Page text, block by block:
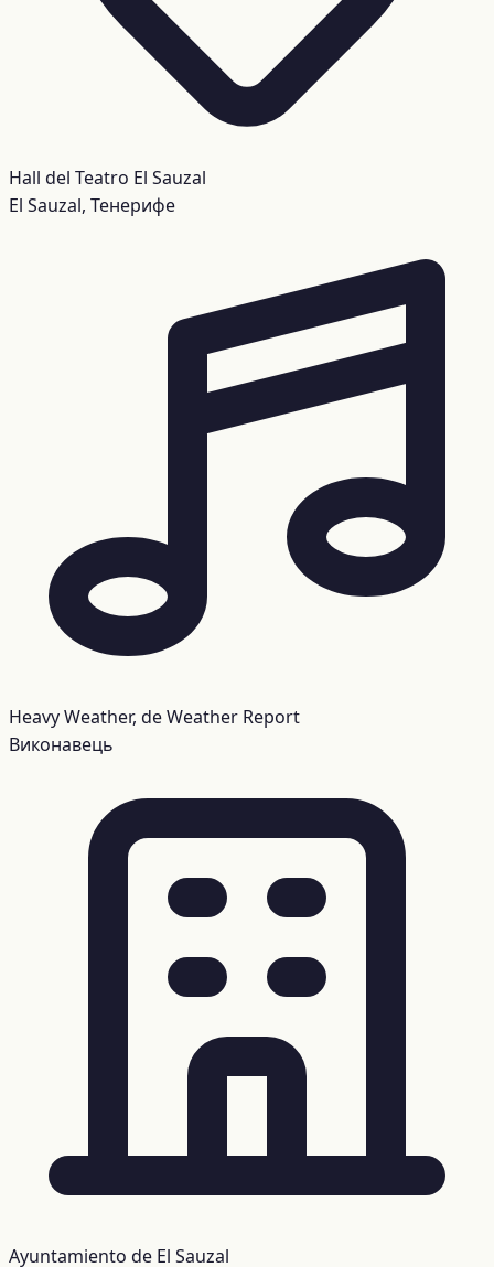
Hall del Teatro El Sauzal
El Sauzal, Тенерифе
Heavy Weather, de Weather Report
Виконавець
Ayuntamiento de El Sauzal